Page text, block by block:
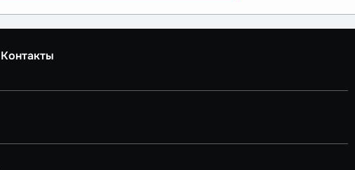
Контакты